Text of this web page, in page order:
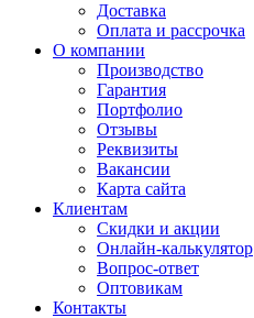
Доставка
Оплата и рассрочка
О компании
Производство
Гарантия
Портфолио
Отзывы
Реквизиты
Вакансии
Карта сайта
Клиентам
Скидки и акции
Онлайн-калькулятор
Вопрос-ответ
Оптовикам
Контакты